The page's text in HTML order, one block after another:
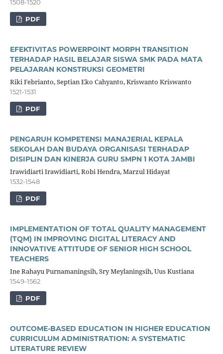
1508-1520
PDF
EFEKTIVITAS POWERPOINT MORPH TRANSITION
TERHADAP HASIL BELAJAR SISWA SMK PADA MATA
PELAJARAN KONSTRUKSI GEOMETRI
Riki Febrianto, Septian Eko Cahyanto, Kriswanto Kriswanto
1521-1531
PDF
PENGARUH KOMPETENSI MANAJERIAL KEPALA
SEKOLAH DAN BUDAYA ORGANISASI TERHADAP
DISIPLIN DAN KINERJA GURU SMPN 1 KOTA JAMBI
Irawidiarti Irawidiarti, Robi Hendra, Marzul Hidayat
1532-1548
PDF
IMPLEMENTATION OF TOTAL QUALITY MANAGEMENT
(TQM) IN IMPROVING DIGITAL LITERACY AND
INNOVATIVE ATTITUDE OF SENIOR HIGH SCHOOL
TEACHERS
Ine Rahayu Purnamaningsih, Sry Meylaningsih, Uus Kustiana
1549-1562
PDF
OUTCOME-BASED EDUCATION IN HIGHER EDUCATION
CURRICULUM ADMINISTRATION: A SYSTEMATIC
LITERATURE REVIEW